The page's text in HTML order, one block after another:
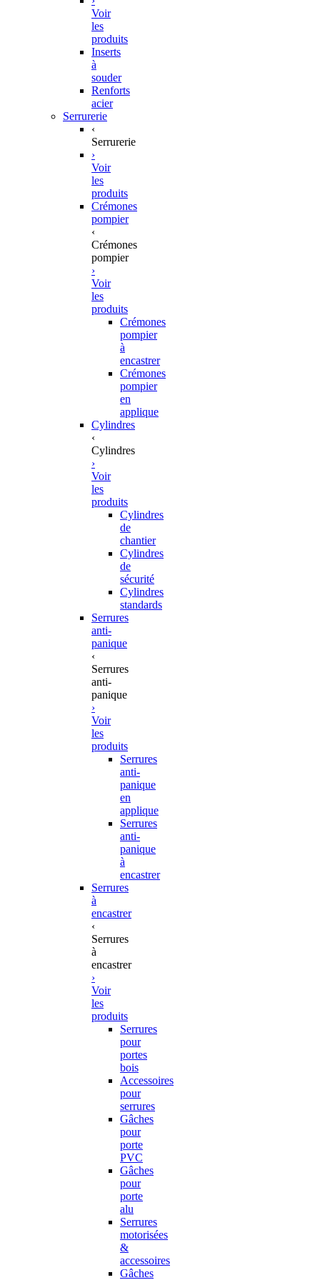
Voir
les
produits
Inserts
à
souder
Renforts
acier
Serrurerie
‹
Serrurerie
›
Voir
les
produits
Crémones
pompier
‹
Crémones
pompier
›
Voir
les
produits
Crémones
pompier
à
encastrer
Crémones
pompier
en
applique
Cylindres
‹
Cylindres
›
Voir
les
produits
Cylindres
de
chantier
Cylindres
de
sécurité
Cylindres
standards
Serrures
anti-
panique
‹
Serrures
anti-
panique
›
Voir
les
produits
Serrures
anti-
panique
en
applique
Serrures
anti-
panique
à
encastrer
Serrures
à
encastrer
‹
Serrures
à
encastrer
›
Voir
les
produits
Serrures
pour
portes
bois
Accessoires
pour
serrures
Gâches
pour
porte
PVC
Gâches
pour
porte
alu
Serrures
motorisées
&
accessoires
Gâches